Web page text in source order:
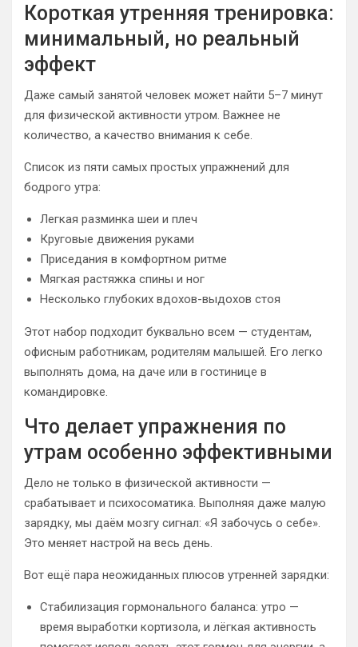
Короткая утренняя тренировка:
минимальный, но реальный
эффект
Даже самый занятой человек может найти 5–7 минут
для физической активности утром. Важнее не
количество, а качество внимания к себе.
Список из пяти самых простых упражнений для
бодрого утра:
Легкая разминка шеи и плеч
Круговые движения руками
Приседания в комфортном ритме
Мягкая растяжка спины и ног
Несколько глубоких вдохов-выдохов стоя
Этот набор подходит буквально всем — студентам,
офисным работникам, родителям малышей. Его легко
выполнять дома, на даче или в гостинице в
командировке.
Что делает упражнения по
утрам особенно эффективными
Дело не только в физической активности —
срабатывает и психосоматика. Выполняя даже малую
зарядку, мы даём мозгу сигнал: «Я забочусь о себе».
Это меняет настрой на весь день.
Вот ещё пара неожиданных плюсов утренней зарядки:
Стабилизация гормонального баланса: утро —
время выработки кортизола, и лёгкая активность